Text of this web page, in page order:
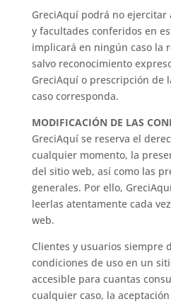
GreciAquí podrá no ejercitar
y facultades conferidos en
implicará en ningún caso la
salvo reconocimiento
GreciAquí o prescripción de
caso corresponda.
MODIFICACIÓN DE LAS
GreciAquí se reserva el
cualquier momento, la
del sitio web, así como las
generales. Por ello,
leerlas atentamente cada
web.
Clientes y usuarios siempre
condiciones de uso en un
accesible para cuantas
cualquier caso, la